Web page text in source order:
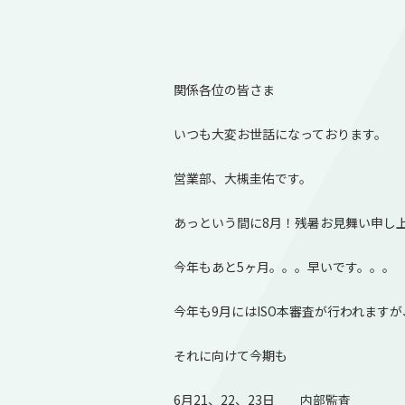
関係各位の皆さま
いつも大変お世話になっております。
営業部、大槻圭佑です。
あっという間に8月！残暑お見舞い申し
今年もあと5ヶ月。。。早いです。。。
今年も9月にはISO本審査が行われますが、
それに向けて今期も
6月21、22、23日 内部監査